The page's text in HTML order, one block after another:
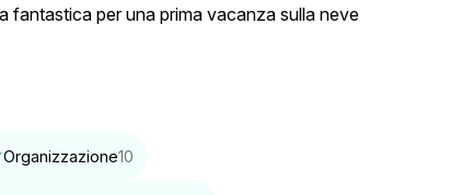
fantastica per una prima vacanza sulla neve
Organizzazione10